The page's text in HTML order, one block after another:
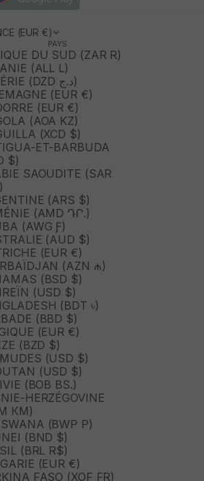
(EUR €)
PAYS
DU SUD (ZAR R)
(ALL L)
ALGÉRIE (DZD د.ج)
(EUR €)
(EUR €)
(AOA KZ)
(XCD $)
ET-BARBUDA
$)
SAOUDITE (SAR
ر.س)
(ARS $)
(AMD ԴՐ.)
(AWG Ƒ)
(AUD $)
(EUR €)
(AZN ₼)
(BSD $)
(USD $)
(BDT ৳)
(BBD $)
(EUR €)
(BZD $)
(USD $)
(USD $)
(BOB BS.)
HERZÉGOVINE
КМ)
(BWP P)
(BND $)
(BRL R$)
(EUR €)
FASO (XOF FR)